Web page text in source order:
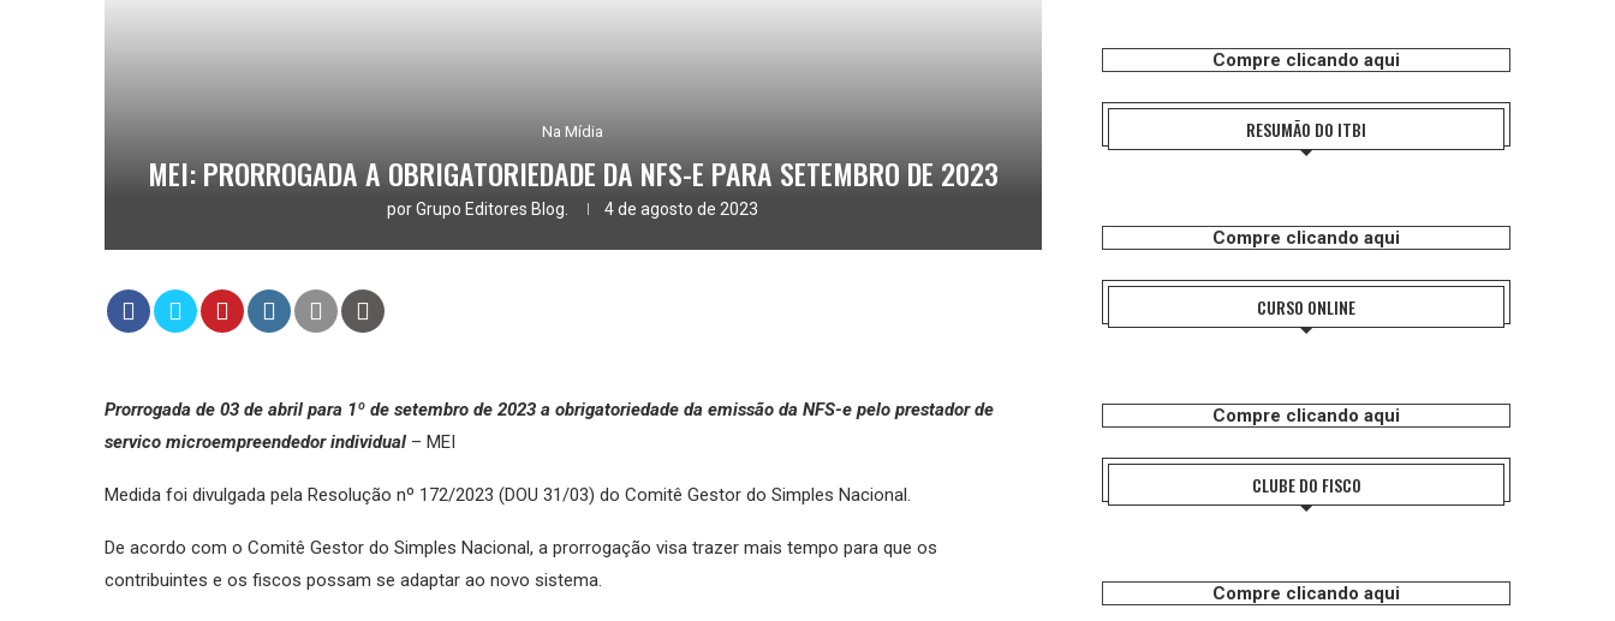
Na Mídia
MEI: PRORROGADA A OBRIGATORIEDADE DA NFS-E PARA SETEMBRO DE 2023
porGrupo Editores Blog. 4 de agosto de 2023
Prorrogada de 03 de abril para 1º de setembro de 2023 a obrigatoriedade da emissão da NFS-e pelo prestador de
servico microempreendedor individual – MEI
Medida foi divulgada pela Resolução nº 172/2023 (DOU 31/03) do Comitê Gestor do Simples Nacional.
De acordo com o Comitê Gestor do Simples Nacional, a prorrogação visa trazer mais tempo para que os
contribuintes e os fiscos possam se adaptar ao novo sistema.
Compre clicando aqui
RESUMÃO DO ITBI
Compre clicando aqui
CURSO ONLINE
Compre clicando aqui
CLUBE DO FISCO
Compre clicando aqui